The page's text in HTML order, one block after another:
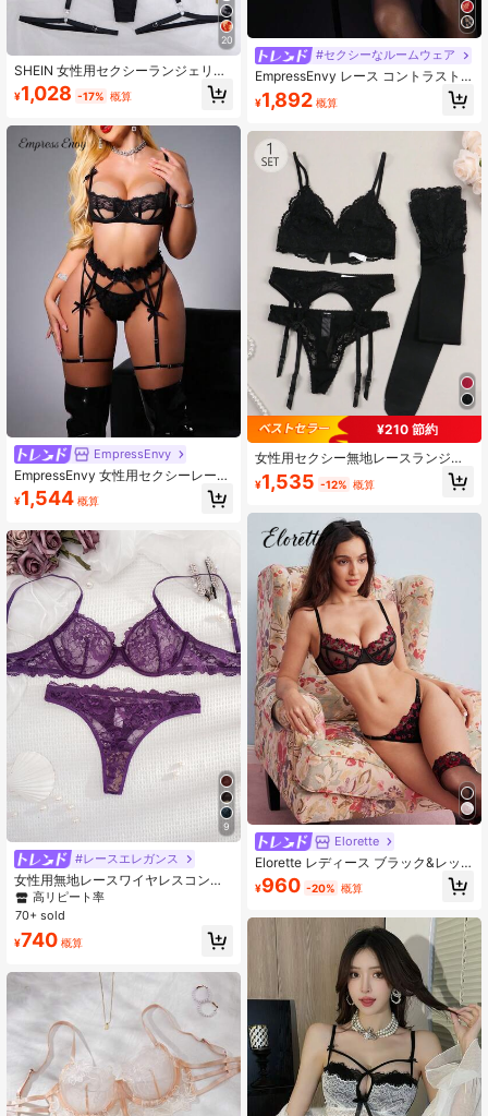
20
SHEIN 女性用セクシーランジェリー
セット 4点入り
¥1,028 -17% 概算
EmpressEnvy
EmpressEnvy 女性用セクシーレース
ランジェリーセット 4点入り
¥1,544 概算
9
#レースエレガンス
女性用無地レースワイヤレスコンフ
ォートランジェリーセット 1セット
高リピート率
70+ sold
¥740 概算
#セクシーなルームウェア
EmpressEnvy レース コントラスト
スパゲッティストラップ カジュアル
セクシー ランジェリーセット アウト
¥1,892 概算
¥210 節約
女性用セクシー無地レースランジェ
リーセット、ブラジャー、ガーター
ベルト、パンティ、ストッキングを
¥1,535 -12% 概算
Elorette
Elorette レディース ブラック&レッ
ド 刺繍入り セクシーランジェリーセ
ット 2点入り
¥960 -20% 概算